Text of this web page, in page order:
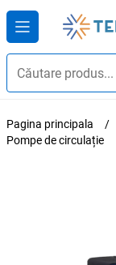
Pagina principala
Pompe de circulație